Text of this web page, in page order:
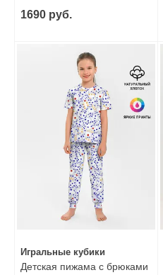
1690 руб.
Игральные кубики
Детская пижама с брюками